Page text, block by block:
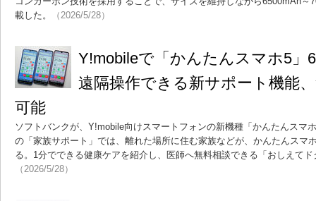
載した。
（2026/5/28）
Y!mobileで「かんたんスマホ5
遠隔操作できる新サポート機能
可能
ソフトバンクが、Y!mobile向けスマートフォンの新機種「かんたんスマ
の「家族サポート」では、離れた場所に住む家族などが、かんたんスマ
る。1分でできる健康ケアを紹介し、医師へ無料相談できる「おしえて
（2026/5/28）